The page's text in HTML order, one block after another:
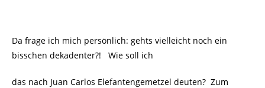
Da frage ich mich persönlich: gehts vielleicht noch ein
bisschen dekadenter?! Wie soll ich
das nach Juan Carlos Elefantengemetzel deuten? Zum